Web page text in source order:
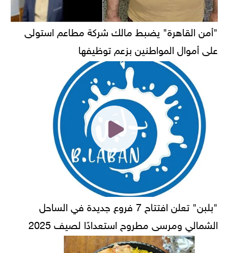
"أمن القاهرة" يضبط مالك شركة مطاعم استولى
على أموال المواطنين بزعم توظيفها
"بلبن" تعلن افتتاح 7 فروع جديدة في الساحل
الشمالي ومرسى مطروح استعدادًا لصيف 2025